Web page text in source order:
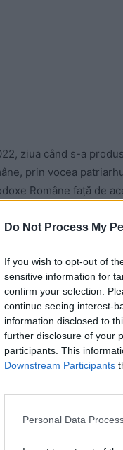
Do Not Process My
If you wish to opt-out of
sensitive information for
confirm your selection.
continue seeing interest-
information disclosed to
further disclosure of your
participants. This
Downstream Participants
Personal Data
ziua când s-a
prin vocea
Române față de
celelalte instituții
începerea războiului
Ne
calea unui dialog
solidaritate cu
de a-i ajuta după
și al iubirii, să
conducătorilor